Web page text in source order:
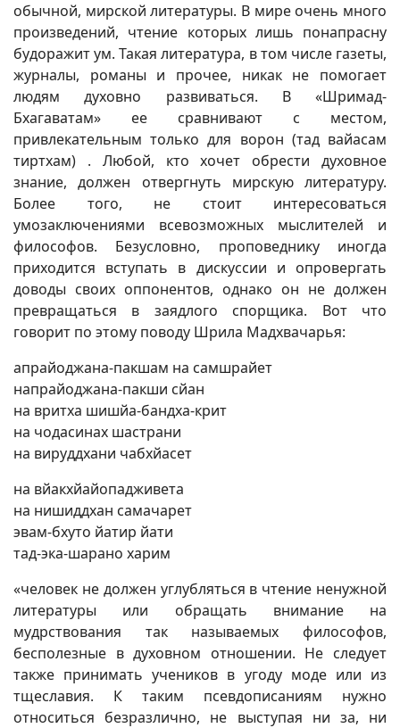
обычной, мирской литературы. В мире очень много
произведений, чтение которых лишь понапрасну
будоражит ум. Такая литература, в том числе газеты,
журналы, романы и прочее, никак не помогает
людям духовно развиваться. В «Шримад-
Бхагаватам» ее сравнивают с местом,
привлекательным только для ворон (тад вайасам
тиртхам) . Любой, кто хочет обрести духовное
знание, должен отвергнуть мирскую литературу.
Более того, не стоит интересоваться
умозаключениями всевозможных мыслителей и
философов. Безусловно, проповеднику иногда
приходится вступать в дискуссии и опровергать
доводы своих оппонентов, однако он не должен
превращаться в заядлого спорщика. Вот что
говорит по этому поводу Шрила Мадхвачарья:
апрайоджана-пакшам на самшрайет
напрайоджана-пакши сйан
на вритха шишйа-бандха-крит
на чодасинах шастрани
на вируддхани чабхйасет
на вйакхйайопадживета
на нишиддхан самачарет
эвам-бхуто йатир йати
тад-эка-шарано харим
«человек не должен углубляться в чтение ненужной
литературы или обращать внимание на
мудрствования так называемых философов,
бесполезные в духовном отношении. Не следует
также принимать учеников в угоду моде или из
тщеславия. К таким псевдописаниям нужно
относиться безразлично, не выступая ни за, ни